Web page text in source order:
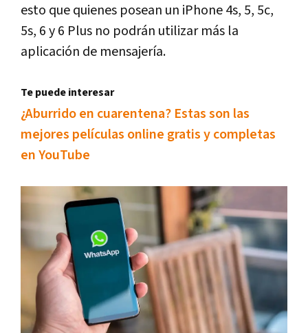
esto que quienes posean un iPhone 4s, 5, 5c,
5s, 6 y 6 Plus no podrán utilizar más la
aplicación de mensajería.
Te puede interesar
¿Aburrido en cuarentena? Estas son las
mejores películas online gratis y completas
en YouTube